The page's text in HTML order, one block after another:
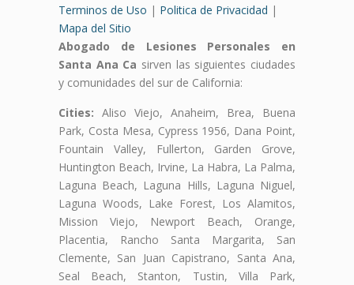
Terminos de Uso | Politica de Privacidad |
Mapa del Sitio
Abogado de Lesiones Personales en
Santa Ana Ca sirven las siguientes ciudades
y comunidades del sur de California:
Cities: Aliso Viejo, Anaheim, Brea, Buena
Park, Costa Mesa, Cypress 1956, Dana Point,
Fountain Valley, Fullerton, Garden Grove,
Huntington Beach, Irvine, La Habra, La Palma,
Laguna Beach, Laguna Hills, Laguna Niguel,
Laguna Woods, Lake Forest, Los Alamitos,
Mission Viejo, Newport Beach, Orange,
Placentia, Rancho Santa Margarita, San
Clemente, San Juan Capistrano, Santa Ana,
Seal Beach, Stanton, Tustin, Villa Park,